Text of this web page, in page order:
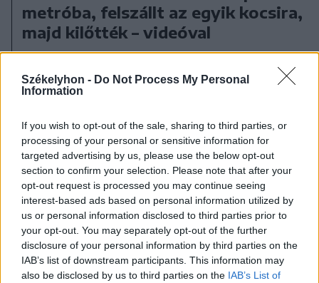
Székelyhon - Do Not Process My Personal
Information
If you wish to opt-out of the sale, sharing to third parties, or
processing of your personal or sensitive information for
targeted advertising by us, please use the below opt-out
section to confirm your selection. Please note that after your
opt-out request is processed you may continue seeing
interest-based ads based on personal information utilized by
us or personal information disclosed to third parties prior to
your opt-out. You may separately opt-out of the further
disclosure of your personal information by third parties on the
IAB’s list of downstream participants. This information may
also be disclosed by us to third parties on the IAB’s List of
metróba, felszállt az egyik kocsira,
majd kilőtték – videóval